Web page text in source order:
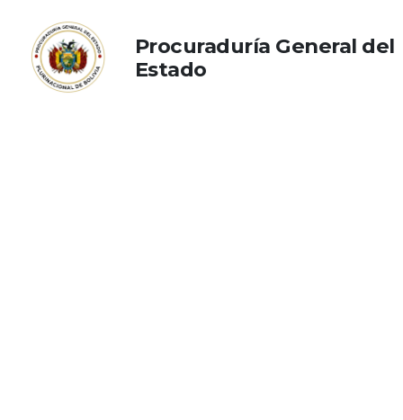
Procuraduría General del
Estado